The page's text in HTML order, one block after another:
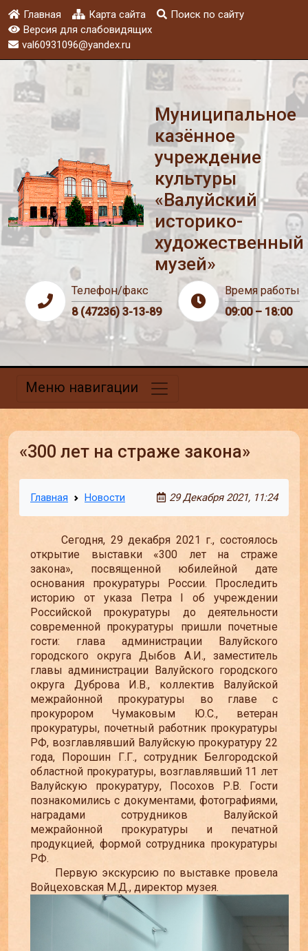
Главная Карта сайта
Поиск по сайту
Версия для слабовидящих
val60931096@yandex.ru
Муниципальное
казённое
учреждение
культуры
«Валуйский
историко-
художественный
музей»
Телефон/факс
8 (47236) 3-13-89
Время работы
09:00 – 18:00
Меню навигации
«300 лет на страже закона»
Главная Новости 29 Декабря 2021, 11:24
Сегодня, 29 декабря 2021 г., состоялось
открытие выставки «300 лет на страже
закона», посвященной юбилейной дате
основания прокуратуры России. Проследить
историю от указа Петра I об учреждении
Российской прокуратуры до деятельности
современной прокуратуры пришли почетные
гости: глава администрации Валуйского
городского округа Дыбов А.И., заместитель
главы администрации Валуйского городского
округа Дуброва И.В., коллектив Валуйской
межрайонной прокуратуры во главе с
прокурором Чумаковым Ю.С., ветеран
прокуратуры, почетный работник прокуратуры
РФ, возглавлявший Валуйскую прокуратуру 22
года, Порошин Г.Г., сотрудник Белгородской
областной прокуратуры, возглавлявший 11 лет
Валуйскую прокуратуру, Посохов Р.В. Гости
познакомились с документами, фотографиями,
наградами сотрудников Валуйской
межрайонной прокуратуры и печатной
продукцией, формой сотрудника прокуратуры
РФ.
Первую экскурсию по выставке провела
Войцеховская М.Д., директор музея.